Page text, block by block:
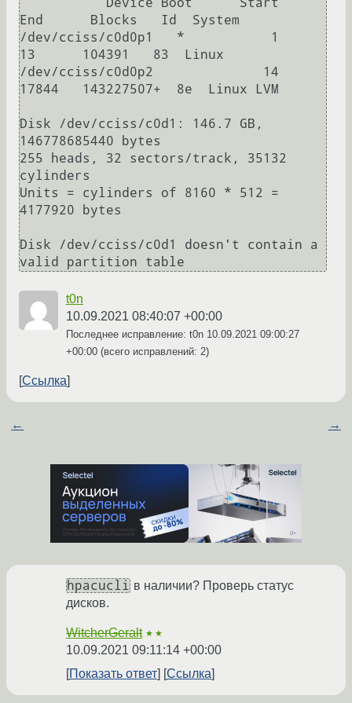
End      Blocks   Id  System
/dev/cciss/c0d0p1   *           1
13      104391   83  Linux
/dev/cciss/c0d0p2              14
17844   143227507+  8e  Linux LVM
Disk /dev/cciss/c0d1: 146.7 GB,
146778685440 bytes
255 heads, 32 sectors/track, 35132
cylinders
Units = cylinders of 8160 * 512 =
4177920 bytes
Disk /dev/cciss/c0d1 doesn't contain a
t0n
10.09.2021 08:40:07 +00:00
Последнее исправление: t0n 10.09.2021 09:00:27
+00:00 (всего исправлений: 2)
Ссылка
← →
hpacucli в наличии? Проверь статус
дисков.
WitcherGeralt ★★
10.09.2021 09:11:14 +00:00
Показать ответ
Ссылка